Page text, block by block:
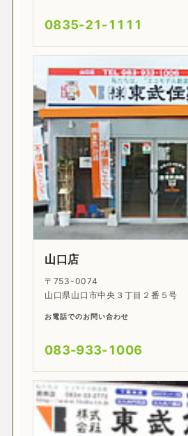
0835-21-1111
山口店
〒753-0074
山口県山口市中央３丁目２番５号
お電話でのお問い合わせ
083-933-1006